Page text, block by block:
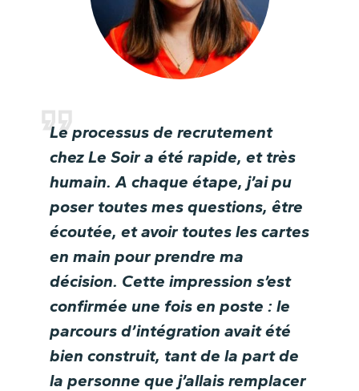
Le processus de recrutement
chez Le Soir a été rapide, et très
humain. A chaque étape, j’ai pu
poser toutes mes questions, être
écoutée, et avoir toutes les cartes
en main pour prendre ma
décision. Cette impression s’est
confirmée une fois en poste : le
parcours d’intégration avait été
bien construit, tant de la part de
la personne que j’allais remplacer